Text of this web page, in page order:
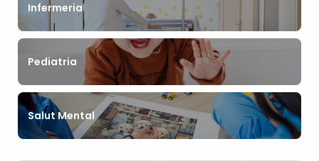
Infermeria
Pediatria
Salut Mental